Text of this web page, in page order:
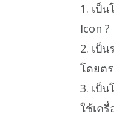
1. เป็
Icon ?
2. เป็
โดยตร
3. เป็
ใช้เค